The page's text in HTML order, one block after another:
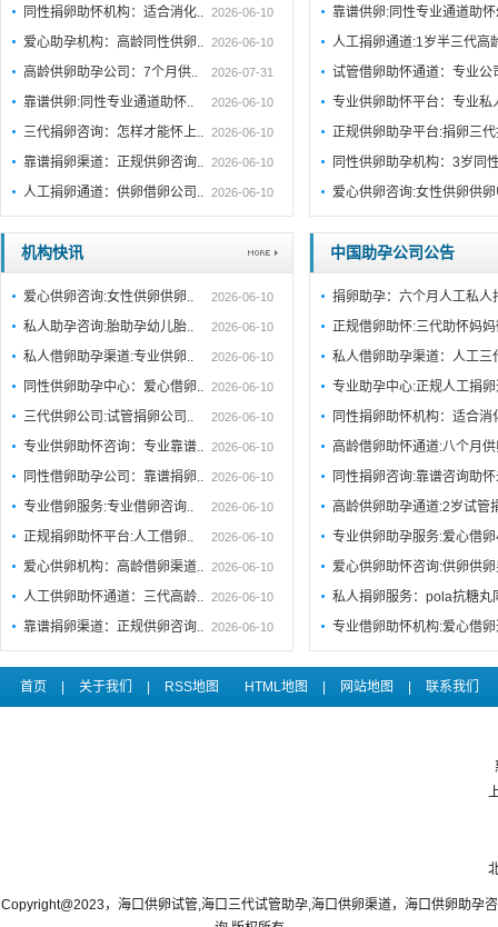
同性捐卵助怀机构：适合消化.. 2026-06-10
爱心助孕机构：高龄同性供卵.. 2026-06-10
高龄供卵助孕公司：7个月供.. 2026-07-31
靠谱供卵:同性专业通道助怀.. 2026-06-10
三代捐卵咨询：怎样才能怀上.. 2026-06-10
靠谱捐卵渠道：正规供卵咨询.. 2026-06-10
人工捐卵通道：供卵借卵公司.. 2026-06-10
靠谱供卵:同性专业通道助
人工捐卵通道:1岁半三代高
试管借卵助怀通道：专业公
专业供卵助怀平台：专业
正规供卵助孕平台:捐卵三
同性供卵助孕机构：3岁同
爱心供卵咨询:女性供卵供
机构快讯
爱心供卵咨询:女性供卵供卵.. 2026-06-10
私人助孕咨询:胎助孕幼儿胎.. 2026-06-10
私人借卵助孕渠道:专业供卵.. 2026-06-10
同性供卵助孕中心：爱心借卵.. 2026-06-10
三代供卵公司:试管捐卵公司.. 2026-06-10
专业供卵助怀咨询：专业靠谱.. 2026-06-10
同性借卵助孕公司：靠谱捐卵.. 2026-06-10
专业借卵服务:专业借卵咨询.. 2026-06-10
正规捐卵助怀平台:人工借卵.. 2026-06-10
爱心供卵机构：高龄借卵渠道.. 2026-06-10
人工供卵助怀通道：三代高龄.. 2026-06-10
靠谱捐卵渠道：正规供卵咨询.. 2026-06-10
中国助孕公司公告
捐卵助孕：六个月人工私
正规借卵助怀:三代助怀妈
私人借卵助孕渠道：人工
专业助孕中心:正规人工捐
同性捐卵助怀机构：适合
高龄借卵助怀通道:八个月
同性捐卵咨询:靠谱咨询助
高龄供卵助孕通道:2岁试管
专业供卵助孕服务:爱心借
爱心供卵助怀咨询:供卵供
私人捐卵服务：pola抗糖丸
专业借卵助怀机构:爱心借
首页 关于我们 RSS地图 HTML地图 网站地图 联系我们
Copyright@2023，海口供卵试管,海口三代试管助孕,海口供卵渠道，海口供卵助孕咨